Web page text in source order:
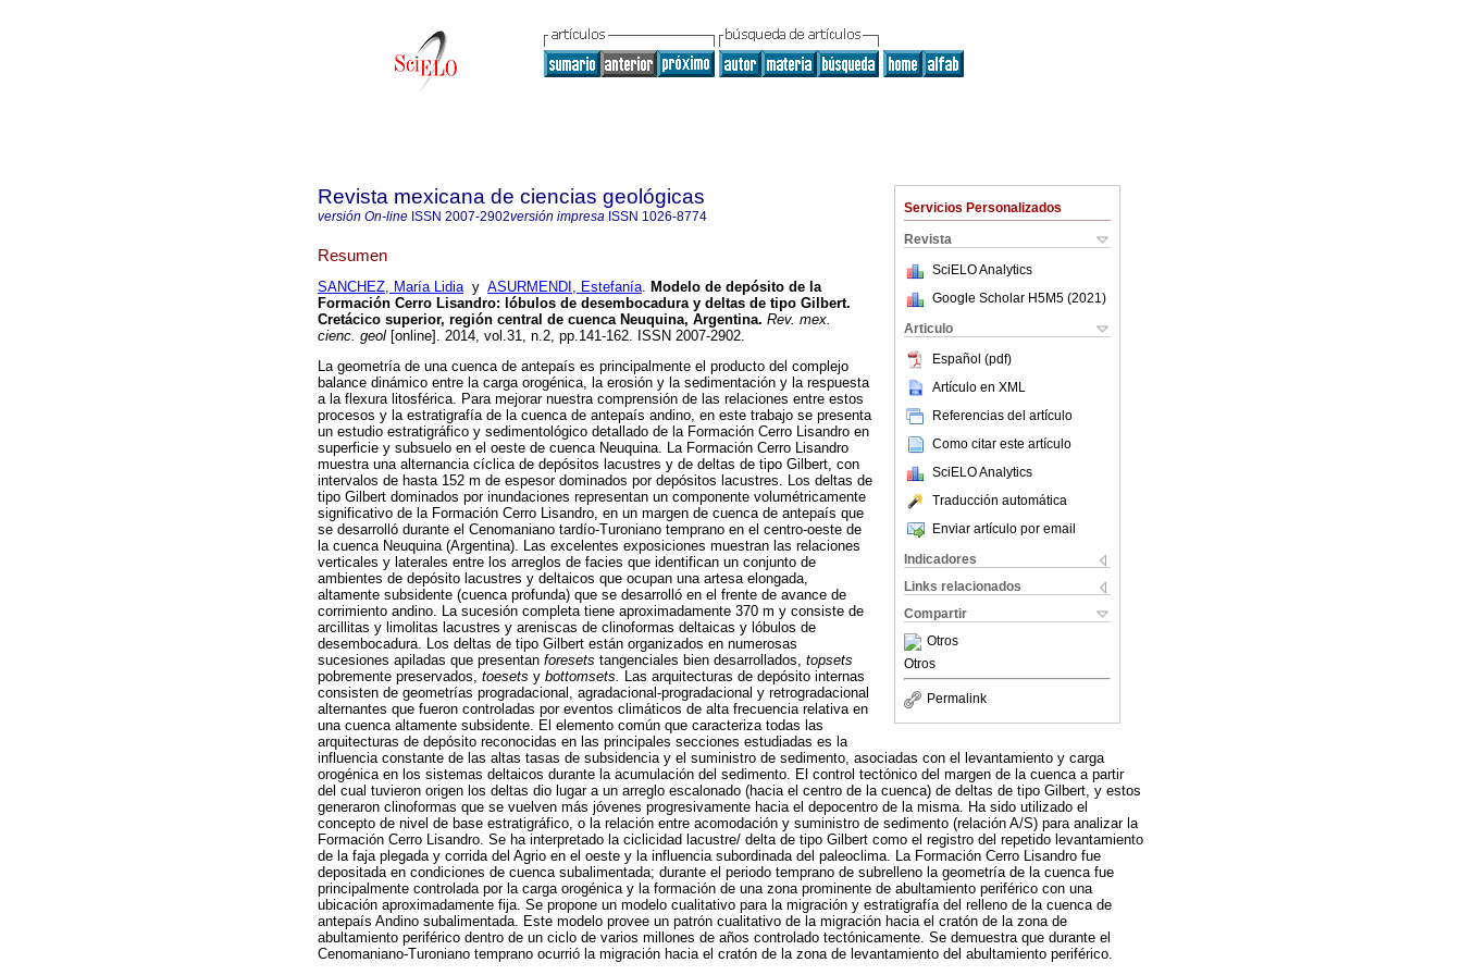
Servicios Personalizados
Revista
SciELO Analytics
Google Scholar H5M5 (2021 )
Articulo
Español (pdf)
Artículo en XML
Referencias del artículo
Como citar este artículo
SciELO Analytics
Traducción automática
Enviar artículo por email
Indicadores
Links relacionados
Compartir
Otros
Otros
Permalink
Revista mexicana de ciencias geológicas
versión On-line ISSN 2007-2902versión impresa ISSN 1026-8774
Resumen
SANCHEZ, María Lidiay ASURMENDI, Estefanía. Modelo de depósito de la
Formación Cerro Lisandro: lóbulos de desembocadura y deltas de tipo Gilbert.
Cretácico superior, región central de cuenca Neuquina, Argentina. Rev. mex.
cienc. geol [online]. 2014, vol.31, n.2, pp.141-162. ISSN 2007-2902.
La geometría de una cuenca de antepaís es principalmente el producto del complejo
balance dinámico entre la carga orogénica, la erosión y la sedimentación y la respuesta
a la flexura litosférica. Para mejorar nuestra comprensión de las relaciones entre estos
procesos y la estratigrafía de la cuenca de antepaís andino, en este trabajo se presenta
un estudio estratigráfico y sedimentológico detallado de la Formación Cerro Lisandro en
superficie y subsuelo en el oeste de cuenca Neuquina. La Formación Cerro Lisandro
muestra una alternancia cíclica de depósitos lacustres y de deltas de tipo Gilbert, con
intervalos de hasta 152 m de espesor dominados por depósitos lacustres. Los deltas de
tipo Gilbert dominados por inundaciones representan un componente volumétricamente
significativo de la Formación Cerro Lisandro, en un margen de cuenca de antepaís que
se desarrolló durante el Cenomaniano tardío-Turoniano temprano en el centro-oeste de
la cuenca Neuquina (Argentina). Las excelentes exposiciones muestran las relaciones
verticales y laterales entre los arreglos de facies que identifican un conjunto de
ambientes de depósito lacustres y deltaicos que ocupan una artesa elongada,
altamente subsidente (cuenca profunda) que se desarrolló en el frente de avance de
corrimiento andino. La sucesión completa tiene aproximadamente 370 m y consiste de
arcillitas y limolitas lacustres y areniscas de clinoformas deltaicas y lóbulos de
desembocadura. Los deltas de tipo Gilbert están organizados en numerosas
sucesiones apiladas que presentan foresets tangenciales bien desarrollados, topsets
pobremente preservados, toesets y bottomsets. Las arquitecturas de depósito internas
consisten de geometrías progradacional, agradacional-progradacional y retrogradacional
alternantes que fueron controladas por eventos climáticos de alta frecuencia relativa en
una cuenca altamente subsidente. El elemento común que caracteriza todas las
arquitecturas de depósito reconocidas en las principales secciones estudiadas es la
influencia constante de las altas tasas de subsidencia y el suministro de sedimento, asociadas con el levantamiento y carga
orogénica en los sistemas deltaicos durante la acumulación del sedimento. El control tectónico del margen de la cuenca a partir
del cual tuvieron origen los deltas dio lugar a un arreglo escalonado (hacia el centro de la cuenca) de deltas de tipo Gilbert, y estos
generaron clinoformas que se vuelven más jóvenes progresivamente hacia el depocentro de la misma. Ha sido utilizado el
concepto de nivel de base estratigráfico, o la relación entre acomodación y suministro de sedimento (relación A/S) para analizar la
Formación Cerro Lisandro. Se ha interpretado la ciclicidad lacustre/ delta de tipo Gilbert como el registro del repetido levantamiento
de la faja plegada y corrida del Agrio en el oeste y la influencia subordinada del paleoclima. La Formación Cerro Lisandro fue
depositada en condiciones de cuenca subalimentada; durante el periodo temprano de subrelleno la geometría de la cuenca fue
principalmente controlada por la carga orogénica y la formación de una zona prominente de abultamiento periférico con una
ubicación aproximadamente fija. Se propone un modelo cualitativo para la migración y estratigrafía del relleno de la cuenca de
antepaís Andino subalimentada. Este modelo provee un patrón cualitativo de la migración hacia el cratón de la zona de
abultamiento periférico dentro de un ciclo de varios millones de años controlado tectónicamente. Se demuestra que durante el
Cenomaniano-Turoniano temprano ocurrió la migración hacia el cratón de la zona de levantamiento del abultamiento periférico.